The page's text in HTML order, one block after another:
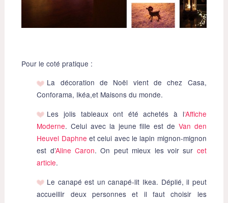
Pour le coté pratique :
La décoration de Noël vient de chez Casa,
Conforama, Ikéa,et Maisons du monde.
Les jolis tableaux ont été achetés à l‘Affiche
Moderne. Celui avec la jeune fille est de Van den
Heuvel Daphne et celui avec le lapin mignon-mignon
est d’Aline Caron. On peut mieux les voir sur cet
article.
Le canapé est un canapé-lit Ikea. Déplié, il peut
accueillir deux personnes et il faut choisir les